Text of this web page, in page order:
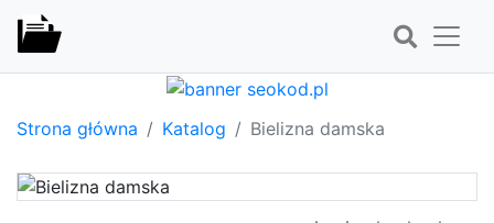
Strona główna Katalog Bielizna damska